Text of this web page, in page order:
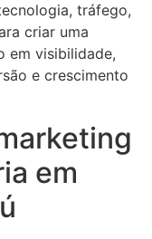
tráfego,
criar uma
em visibilidade,
e crescimento
em